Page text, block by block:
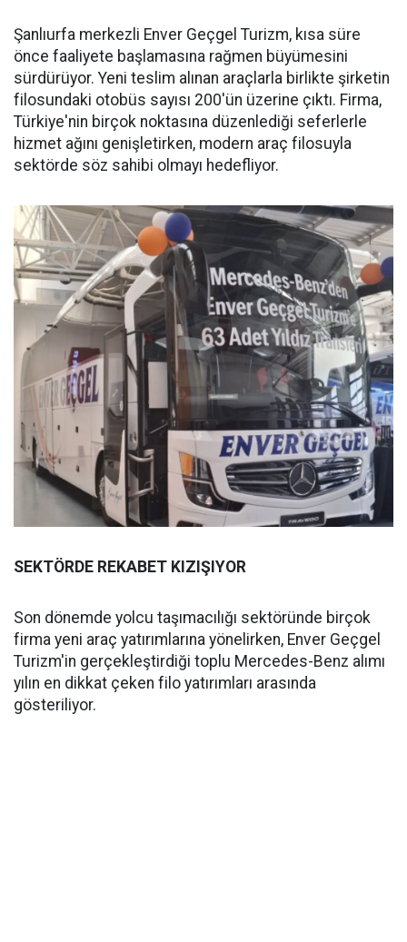
Şanlıurfa merkezli Enver Geçgel Turizm, kısa süre
önce faaliyete başlamasına rağmen büyümesini
sürdürüyor. Yeni teslim alınan araçlarla birlikte şirketin
filosundaki otobüs sayısı 200'ün üzerine çıktı. Firma,
Türkiye'nin birçok noktasına düzenlediği seferlerle
hizmet ağını genişletirken, modern araç filosuyla
sektörde söz sahibi olmayı hedefliyor.
SEKTÖRDE REKABET KIZIŞIYOR
Son dönemde yolcu taşımacılığı sektöründe birçok
firma yeni araç yatırımlarına yönelirken, Enver Geçgel
Turizm'in gerçekleştirdiği toplu Mercedes-Benz alımı
yılın en dikkat çeken filo yatırımları arasında
gösteriliyor.